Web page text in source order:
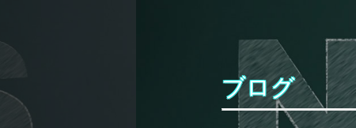
ブログ